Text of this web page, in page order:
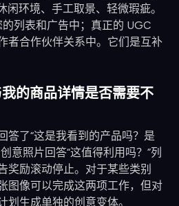
环境、手工取景、轻微瑕疵。
列表和广告中；真正的 UGC
者合作伙伴关系中。它们是互补
的商品详情是否需要不
答了“这是我看到的产品吗？是
意照片回答“这值得利用吗？”列
奖励滚动停止。对于某些类别
图像可以完成这两项工作，但对
划生成单独的创意变体。